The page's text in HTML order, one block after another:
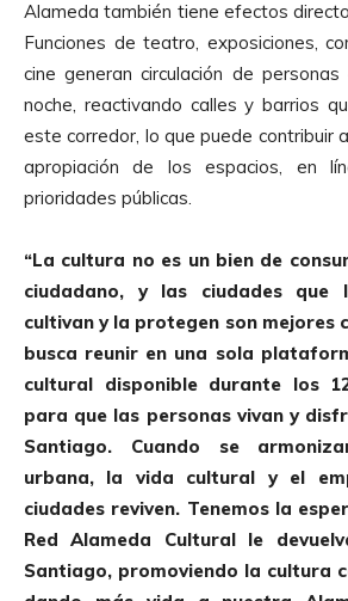
Alameda también tiene efectos
Funciones de teatro, exposiciones,
cine generan circulación de
noche, reactivando calles y barrios
este corredor, lo que puede contribuir
apropiación de los espacios, en
prioridades públicas.
“La cultura no es un bien de
ciudadano, y las ciudades que
cultivan y la protegen son mejores
busca reunir en una sola
cultural disponible durante los
para que las personas vivan y
Santiago. Cuando se
urbana, la vida cultural y el
ciudades reviven. Tenemos la
Red Alameda Cultural le
Santiago, promoviendo la cultura